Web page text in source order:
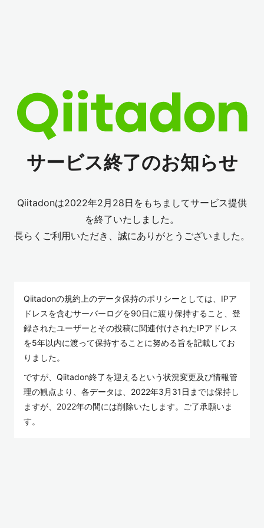
サービス終了のお知らせ
Qiitadonは2022年2月28日をもちましてサービス提供
を終了いたしました。
長らくご利用いただき、誠にありがとうございました。
Qiitadonの規約上のデータ保持のポリシーとしては、IPア
ドレスを含むサーバーログを90日に渡り保持すること、登
録されたユーザーとその投稿に関連付けされたIPアドレス
を5年以内に渡って保持することに努める旨を記載してお
りました。
ですが、Qiitadon終了を迎えるという状況変更及び情報管
理の観点より、各データは、2022年3月31日までは保持し
ますが、2022年の間には削除いたします。ご了承願いま
す。